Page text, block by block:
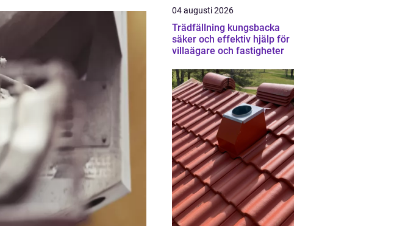
04 augusti 2026
Trädfällning kungsbacka
säker och effektiv hjälp för
villaägare och fastigheter